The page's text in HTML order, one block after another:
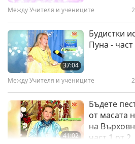
Между Учителя и учениците
37:04
Будистки
Пуна - част
Между Учителя и учениците
41:02
Бъдете
от масата
на
част 1 от 2